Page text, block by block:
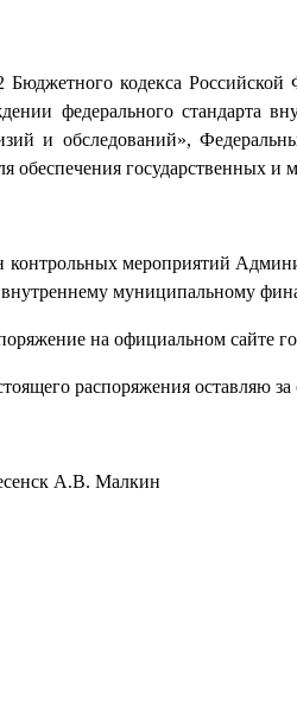
Бюджетного кодекса
федерального стандарта
и обследований»,
обеспечения государственных
мероприятий
муниципальному
на официальном сайте
распоряжения оставляю за
А.В. Малкин